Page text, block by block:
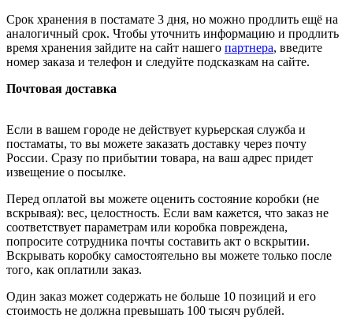
Срок хранения в постамате 3 дня, но можно продлить ещё на
аналогичный срок. Чтобы уточнить информацию и продлить
время хранения зайдите на сайт нашего партнера, введите
номер заказа и телефон и следуйте подсказкам на сайте.
Почтовая доставка
Если в вашем городе не действует курьерская служба и
постаматы, то вы можете заказать доставку через почту
России. Сразу по прибытии товара, на ваш адрес придет
извещение о посылке.
Перед оплатой вы можете оценить состояние коробки (не
вскрывая): вес, целостность. Если вам кажется, что заказ не
соответствует параметрам или коробка повреждена,
попросите сотрудника почты составить акт о вскрытии.
Вскрывать коробку самостоятельно вы можете только после
того, как оплатили заказ.
Один заказ может содержать не больше 10 позиций и его
стоимость не должна превышать 100 тысяч рублей.